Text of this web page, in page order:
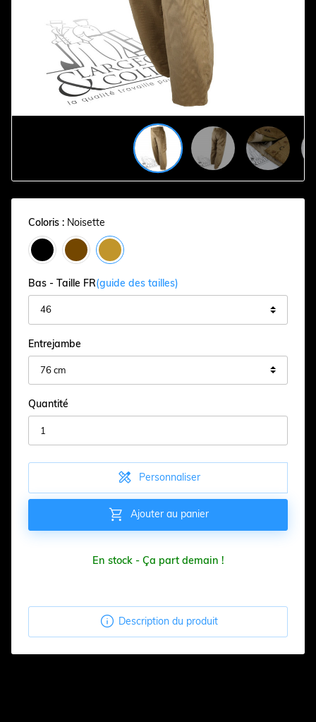
Coloris : Noisette
Bas - Taille FR(guide des tailles)
Entrejambe
Quantité
 Personnaliser
 Ajouter au panier
En stock - Ça part demain !
 Description du produit